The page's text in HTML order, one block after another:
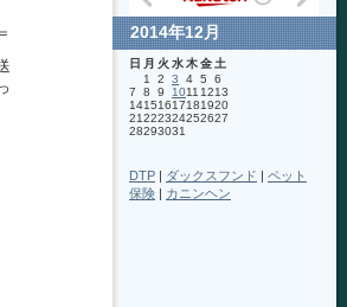
2014年12月
日 月 火 水木金 土
1
2 3 4 5
6
7
8 9 1011 1213
14151617181920
21222324252627
28293031
DTP | ダックスフンド | ペット
保険 | カニンヘン